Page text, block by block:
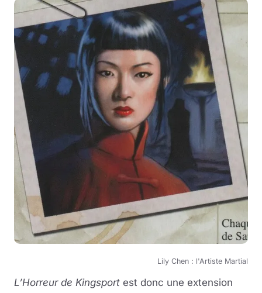
Lily Chen : l'Artiste Martial
L’Horreur de Kingsport est donc une extension